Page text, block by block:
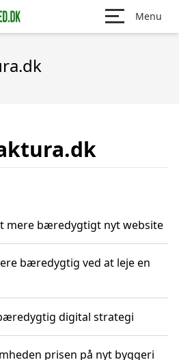
Menu
mere bæredygtigt nyt website
bæredygtig ved at leje en
digital strategi
prisen på nyt byggeri